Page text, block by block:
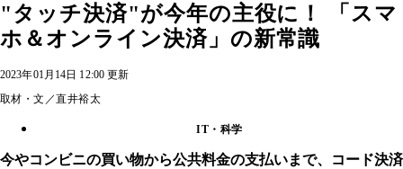
"タッチ決済"が今年の主役に！ 「スマ
ホ＆オンライン決済」の新常識
2023年01月14日 12:00 更新
取材・文／直井裕太
IT・科学
今やコンビニの買い物から公共料金の支払いまで、コード決済